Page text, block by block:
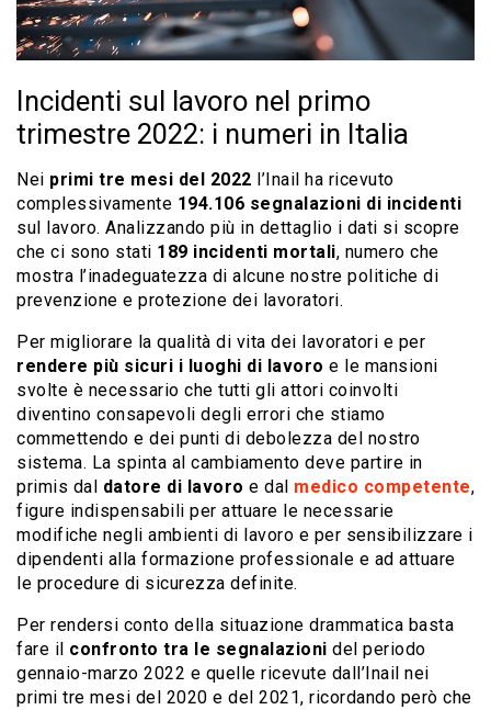
Incidenti sul lavoro nel primo
trimestre 2022: i numeri in Italia
Nei primi tre mesi del 2022 l’Inail ha ricevuto
complessivamente 194.106 segnalazioni di incidenti
sul lavoro. Analizzando più in dettaglio i dati si scopre
che ci sono stati 189 incidenti mortali, numero che
mostra l’inadeguatezza di alcune nostre politiche di
prevenzione e protezione dei lavoratori.
Per migliorare la qualità di vita dei lavoratori e per
rendere più sicuri i luoghi di lavoro e le mansioni
svolte è necessario che tutti gli attori coinvolti
diventino consapevoli degli errori che stiamo
commettendo e dei punti di debolezza del nostro
sistema. La spinta al cambiamento deve partire in
primis dal datore di lavoro e dal medico competente,
figure indispensabili per attuare le necessarie
modifiche negli ambienti di lavoro e per sensibilizzare i
dipendenti alla formazione professionale e ad attuare
le procedure di sicurezza definite.
Per rendersi conto della situazione drammatica basta
fare il confronto tra le segnalazioni del periodo
gennaio-marzo 2022 e quelle ricevute dall’Inail nei
primi tre mesi del 2020 e del 2021, ricordando però che